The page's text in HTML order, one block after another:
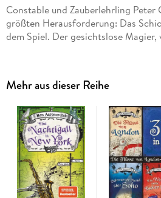
Constable und Zauberlehrling
größten Herausforderung: Das
dem Spiel. Der gesichtslose
könnte. Um den Gesichtslosen zu
seine magischen Kräfte aufbieten -
Bekannten kontaktieren: Mr. Punch,
des Aufruhrs und der Rebellion.
Mehr aus dieser Reihe